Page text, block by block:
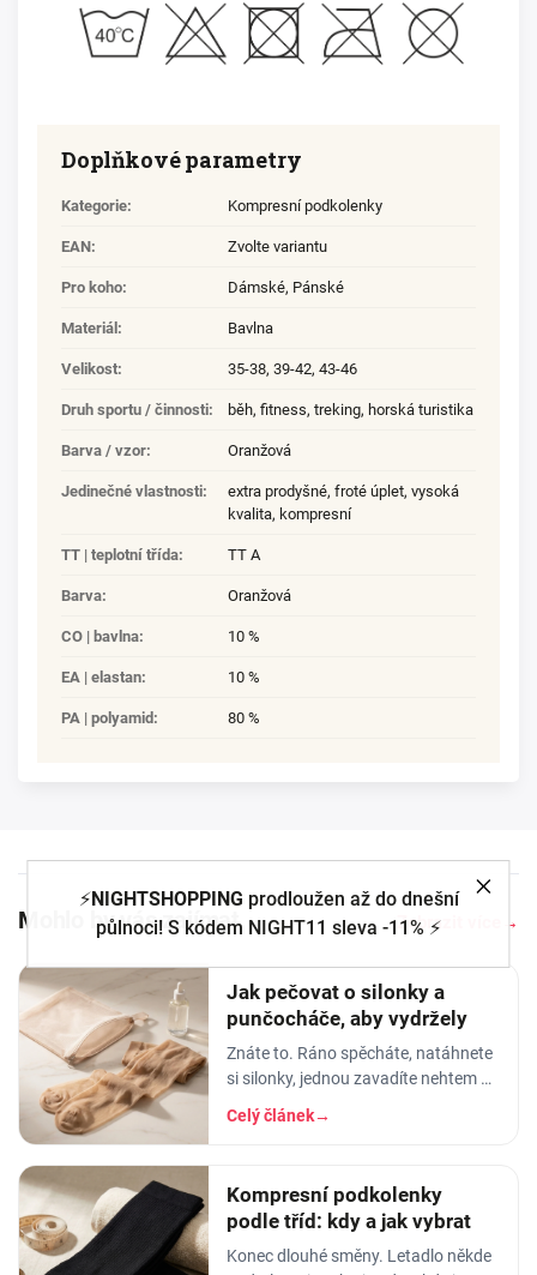
⚡NIGHTSHOPPING prodloužen až do dnešní
půlnoci! S kódem NIGHT11 sleva -11% ⚡
Doplňkové parametry
Kategorie: Kompresní podkolenky
EAN: Zvolte variantu
Pro koho: Dámské, Pánské
Materiál: Bavlna
Velikost: 35-38, 39-42, 43-46
Druh sportu / činnosti: běh, fitness, treking, horská turistika
Barva / vzor: Oranžová
Jedinečné vlastnosti: extra prodyšné, froté úplet, vysoká
kvalita, kompresní
TT | teplotní třída: TT A
Barva: Oranžová
CO | bavlna: 10 %
EA | elastan: 10 %
PA | polyamid: 80 %
Mohlo by vás zajímat Zobrazit více →
Jak pečovat o silonky a
punčocháče, aby vydržely
Znáte to. Ráno spěcháte, natáhnete
si silonky, jednou zavadíte nehtem o
na lýtku oko velké jak dálnice. Nebo
Celý článek→
Kompresní podkolenky
podle tříd: kdy a jak vybrat
Konec dlouhé směny. Letadlo někde